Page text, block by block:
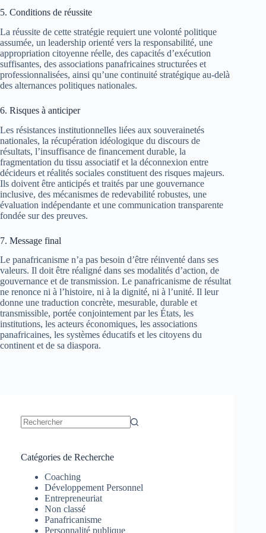
5. Conditions de réussite
La réussite de cette stratégie requiert une volonté politique
assumée, un leadership orienté vers la responsabilité, une
appropriation citoyenne réelle, des capacités d’exécution
suffisantes, des associations panafricaines structurées et
professionnalisées, ainsi qu’une continuité stratégique au-delà
des alternances politiques nationales.
6. Risques à anticiper
Les résistances institutionnelles liées aux souverainetés
nationales, la récupération idéologique du discours de
résultats, l’insuffisance de financement durable, la
fragmentation du tissu associatif et la déconnexion entre
décideurs et réalités sociales constituent des risques majeurs.
Ils doivent être anticipés et traités par une gouvernance
inclusive, des mécanismes de redevabilité robustes, une
évaluation indépendante et une communication transparente
fondée sur des preuves.
7. Message final
Le panafricanisme n’a pas besoin d’être réinventé dans ses
valeurs. Il doit être réaligné dans ses modalités d’action, de
gouvernance et de transmission. Le panafricanisme de résultat
ne renonce ni à l’histoire, ni à la dignité, ni à l’unité. Il leur
donne une traduction concrète, mesurable, durable et
transmissible, portée conjointement par les États, les
institutions, les acteurs économiques, les associations
panafricaines, les systèmes éducatifs et les citoyens du
continent et de sa diaspora.
Catégories de Recherche
Coaching
Développement Personnel
Entrepreneuriat
Non classé
Panafricanisme
Personnalité publique